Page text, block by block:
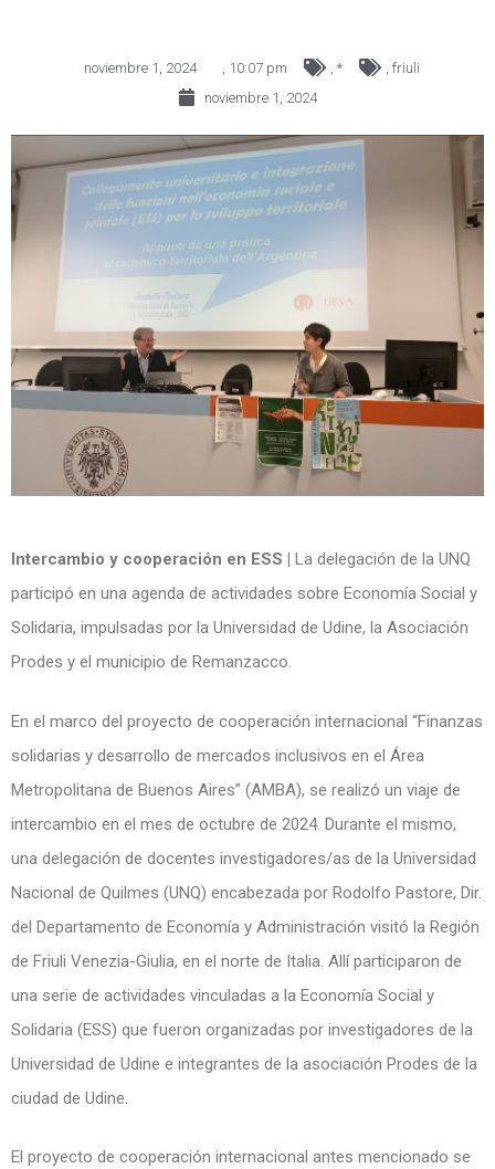
noviembre 1, 2024 10:07 pm *
friuli
noviembre 1, 2024
Intercambio y cooperación en ESS | La delegación de la UNQ
participó en una agenda de actividades sobre Economía Social y
Solidaria, impulsadas por la Universidad de Udine, la Asociación
Prodes y el municipio de Remanzacco.
En el marco del proyecto de cooperación internacional “Finanzas
solidarias y desarrollo de mercados inclusivos en el Área
Metropolitana de Buenos Aires” (AMBA), se realizó un viaje de
intercambio en el mes de octubre de 2024. Durante el mismo,
una delegación de docentes investigadores/as de la Universidad
Nacional de Quilmes (UNQ) encabezada por Rodolfo Pastore, Dir.
del Departamento de Economía y Administración visitó la Región
de Friuli Venezia-Giulia, en el norte de Italia. Allí participaron de
una serie de actividades vinculadas a la Economía Social y
Solidaria (ESS) que fueron organizadas por investigadores de la
Universidad de Udine e integrantes de la asociación Prodes de la
ciudad de Udine.
El proyecto de cooperación internacional antes mencionado se